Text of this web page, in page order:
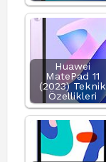
Huawei
MatePad 11
(2023) Teknik
Özellikleri